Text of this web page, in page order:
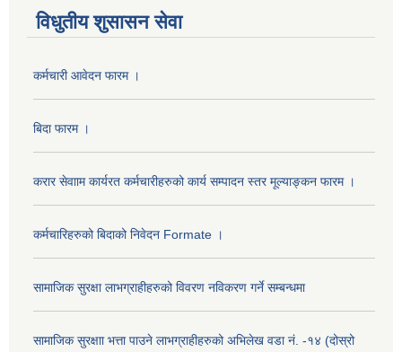
विधुतीय शुसासन सेवा
कर्मचारी आवेदन फारम ।
बिदा फारम ।
करार सेवााम कार्यरत कर्मचारीहरुको कार्य सम्पादन स्तर मूल्याङ्कन फारम ।
कर्मचारिहरुको बिदाको निवेदन Formate ।
सामाजिक सुरक्षा लाभग्राहीहरुको विवरण नविकरण गर्ने सम्बन्धमा
सामाजिक सुरक्षाा भत्ता पाउने लाभग्राहीहरुको अभिलेख वडा नं. -१४ (दोस्रो